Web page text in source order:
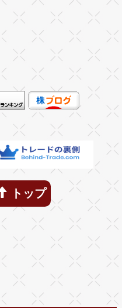
トップ